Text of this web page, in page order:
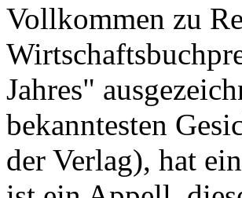
Vollkommen zu
Jahres"
bekanntesten
der Verlag), hat